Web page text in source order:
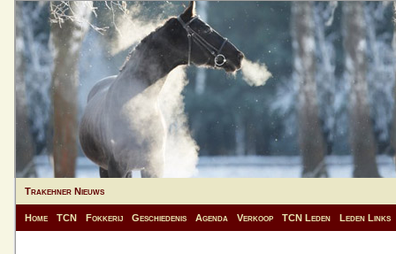
Trakehner Nieuws
Home TCN Fokkerij Geschiedenis Agenda Verkoop TCN Leden Leden Links